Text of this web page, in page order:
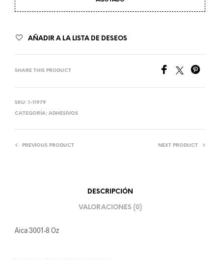
AÑADIR A LA LISTA DE DESEOS
SHARE THIS PRODUCT
SKU: 1-11979
CATEGORÍA: ADHESIVOS
PREVIOUS PRODUCT NEXT PRODUCT
DESCRIPCIÓN
VALORACIONES (0)
Aica 3001-8 Oz